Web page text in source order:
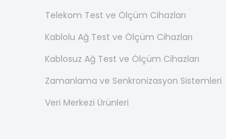
Telekom Test ve Ölçüm Cihazları
Kablolu Ağ Test ve Ölçüm Cihazları
Kablosuz Ağ Test ve Ölçüm Cihazları
Zamanlama ve Senkronizasyon Sistemleri
Veri Merkezi Ürünleri